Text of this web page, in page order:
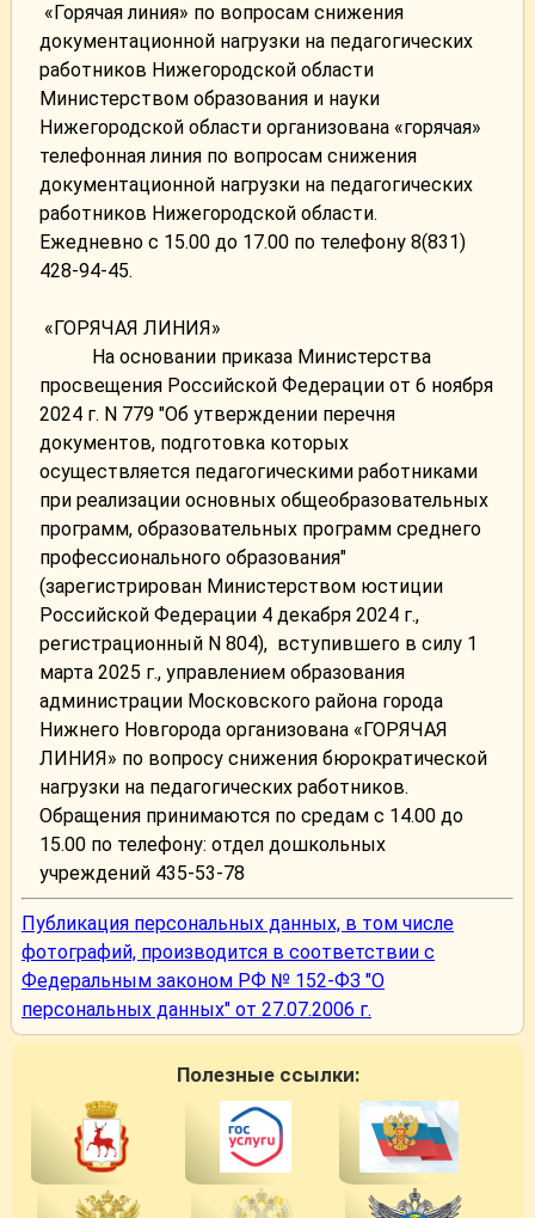
«Горячая линия» по вопросам снижения
документационной нагрузки на педагогических
работников Нижегородской области
Министерством образования и науки
Нижегородской области организована «горячая»
телефонная линия по вопросам снижения
документационной нагрузки на педагогических
работников Нижегородской области.
Ежедневно с 15.00 до 17.00 по телефону 8(831)
428-94-45.
«ГОРЯЧАЯ ЛИНИЯ»
На основании приказа Министерства
просвещения Российской Федерации от 6 ноября
2024 г. N 779 "Об утверждении перечня
документов, подготовка которых
осуществляется педагогическими работниками
при реализации основных общеобразовательных
программ, образовательных программ среднего
профессионального образования"
(зарегистрирован Министерством юстиции
Российской Федерации 4 декабря 2024 г.,
регистрационный N 804), вступившего в силу 1
марта 2025 г., управлением образования
администрации Московского района города
Нижнего Новгорода организована «ГОРЯЧАЯ
ЛИНИЯ» по вопросу снижения бюрократической
нагрузки на педагогических работников.
Обращения принимаются по средам с 14.00 до
15.00 по телефону: отдел дошкольных
учреждений 435-53-78
Публикация персональных данных, в том числе
фотографий, производится в соответствии с
Федеральным законом РФ № 152-ФЗ "О
персональных данных" от 27.07.2006 г.
Полезные ссылки: